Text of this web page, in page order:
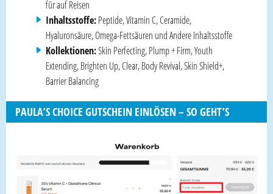
für auf Reisen
Inhaltsstoffe:Peptide, Vitamin C, Ceramide,
Hyaluronsäure, Omega-Fettsäuren und Andere Inhaltsstoffe
Kollektionen:Skin Perfecting, Plump + Firm, Youth
Extending, Brighten Up, Clear, Body Revival, Skin Shield+,
Barrier Balancing
PAULA’S CHOICE GUTSCHEIN EINLÖSEN – SO GEHT’S